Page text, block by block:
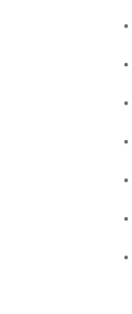
•
•
•
•
•
•
•